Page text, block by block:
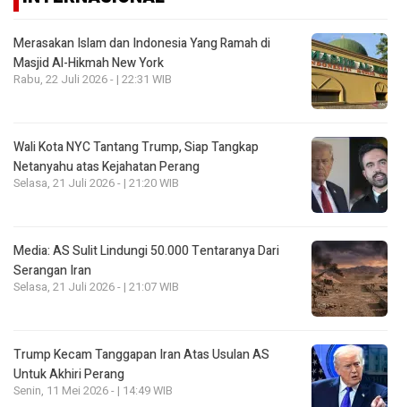
Merasakan Islam dan Indonesia Yang Ramah di
Masjid Al-Hikmah New York
Rabu, 22 Juli 2026 - | 22:31 WIB
Wali Kota NYC Tantang Trump, Siap Tangkap
Netanyahu atas Kejahatan Perang
Selasa, 21 Juli 2026 - | 21:20 WIB
Media: AS Sulit Lindungi 50.000 Tentaranya Dari
Serangan Iran
Selasa, 21 Juli 2026 - | 21:07 WIB
Trump Kecam Tanggapan Iran Atas Usulan AS
Untuk Akhiri Perang
Senin, 11 Mei 2026 - | 14:49 WIB